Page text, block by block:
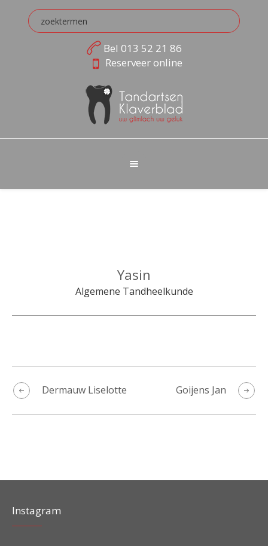
Bel013 52 21 86
Reserveer online
Yasin
Algemene Tandheelkunde
Goijens Jan
Dermauw Liselotte
Instagram